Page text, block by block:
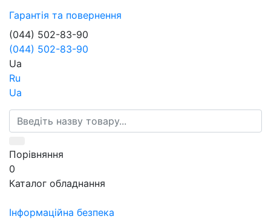
Гарантія та повернення
(044) 502-83-90
(044) 502-83-90
Ua
Ru
Ua
Порівняння
0
Каталог обладнання
Інформаційна безпека